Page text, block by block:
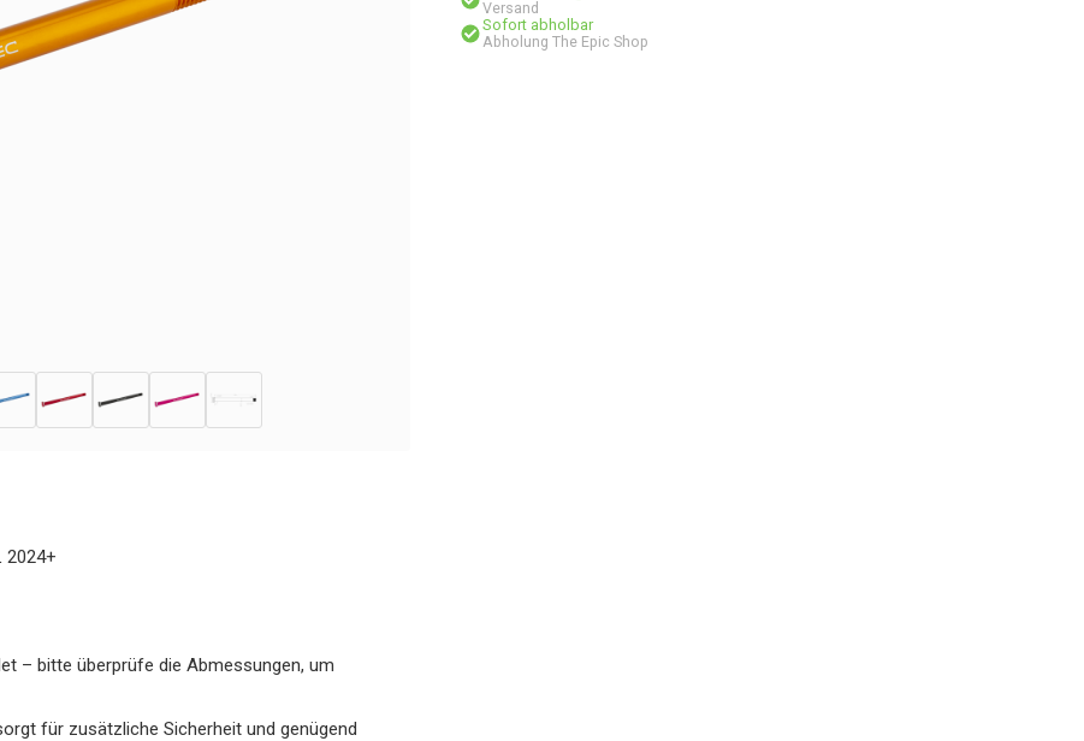
Versand
Sofort abholbar
Abholung The Epic Shop
2024+
– bitte überprüfe die Abmessungen, um
für zusätzliche Sicherheit und genügend